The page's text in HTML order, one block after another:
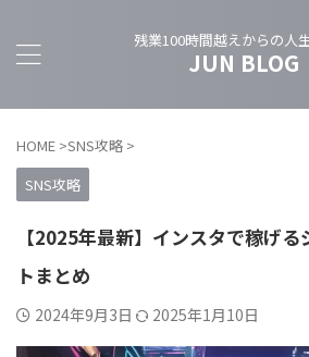
残業100時間越えからの人
JUN BLOG
HOME >SNS攻略 >
SNS攻略
【2025年最新】インスタで稼げ
トまとめ
2024年9月3日 2025年1月10日